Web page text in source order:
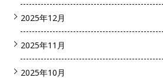
2025年12月
2025年11月
2025年10月